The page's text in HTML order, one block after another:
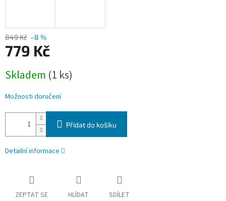
849 Kč –8 %
779 Kč
cena:
Skladem (1 ks)
Možnosti doručení
Přidat do košíku
Detailní informace
ZEPTAT SE HLÍDAT SDÍLET